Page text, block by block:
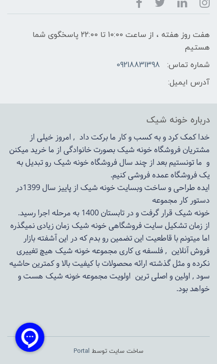
هفت روز هفته ، از ساعت 10:00 تا 22:00 پاسخگوی شما
هستیم
شماره تماس:
09218831398
آدرس ایمیل:
درباره خونه شیک
خدا کمک کرد و به کسب و کار ما برکت داد , امروز خیلی از
مشتریان فروشگاه خونه شیک بصورت خانوادگی از ما خرید میکنن
و ما تونستیم بعد از چند سال فروشگاهخونه شیکرو تبدیل به
یک فروشگاه عمده فروشی کنیم.
ایده طراحی و ساخت وبسایت خونه شیک از پاییز سال 1399در
دستور کار مجموعه
خونه شیک قرار گرفت و در تابستان 1400 به مرحله اجرا رسید.
از زمان تشکیل سایت فروشگاهیخونه شیکزمان زیادی نمیگذره
اما میتونم با قاطعیت این تضمین رو بدم که در این آشفته بازار
فروش آنلاین , فلسفه ی کاری مجموعهخونه شیک هیچ تغییری
نکرده و مثل گذشته ارائه محصولات با کیفیت بالا و کمترین حاشیه
سود , اولین و اصلی ترین اولویت مجموعهخونه شیک هست و
خواهد بود.
ساخت سایت توسط Portal